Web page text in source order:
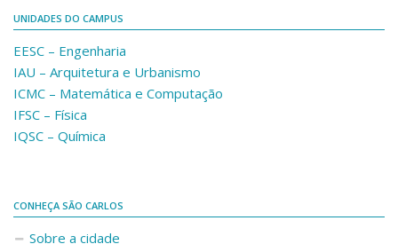
Terceira Idade
Pequeno Cidadão
Campus Universitário
Ensino e Pesquisa
Sobre o Campus
Dirigentes
Notícias e Eventos
UNIDADES DO CAMPUS
EESC – Engenharia
IAU – Arquitetura e Urbanismo
ICMC – Matemática e Computação
IFSC – Física
IQSC – Química
CONHEÇA SÃO CARLOS
Sobre a cidade